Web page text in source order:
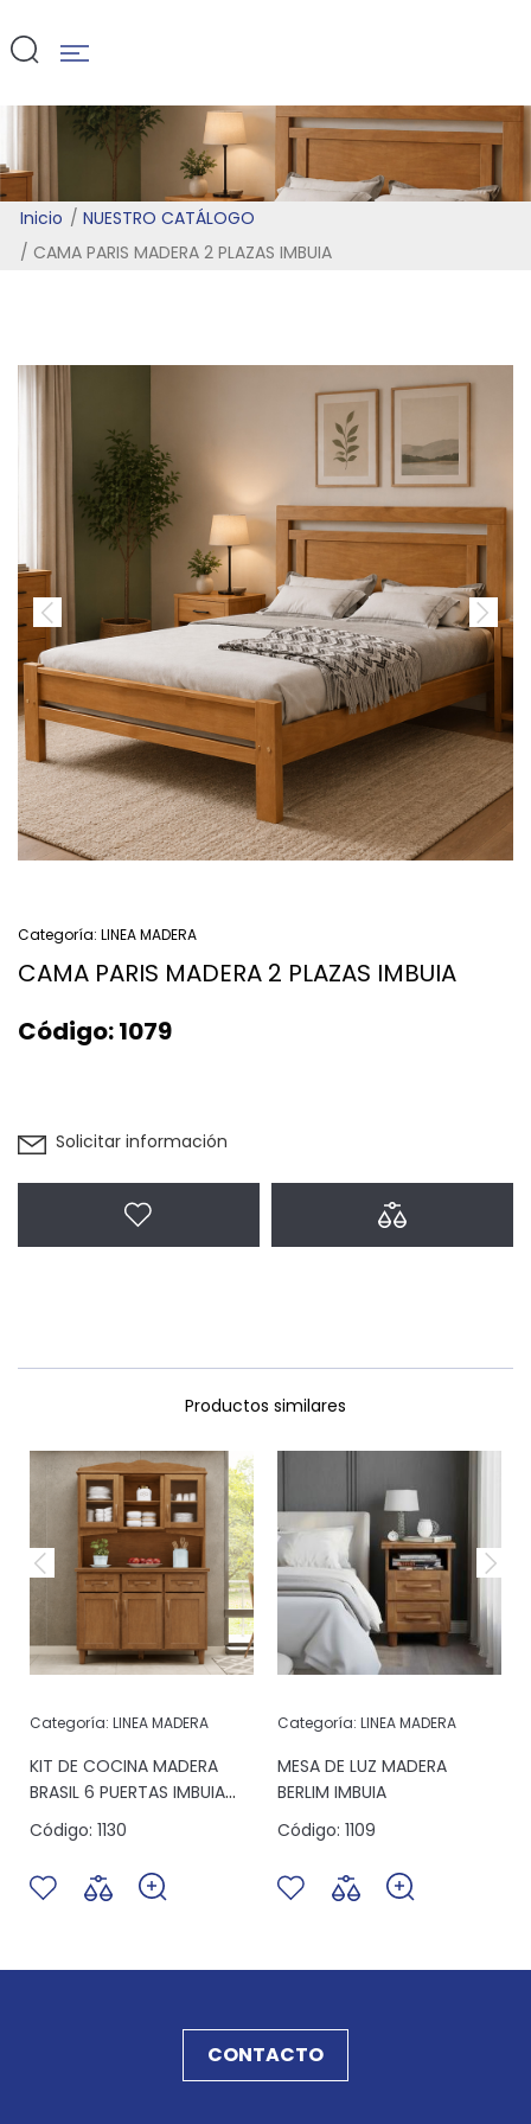
Inicio
NUESTRO CATÁLOGO
CAMA PARIS MADERA 2 PLAZAS IMBUIA
Categoría: LINEA MADERA
CAMA PARIS MADERA 2 PLAZAS IMBUIA
Código:1079
Solicitar información
Productos similares
Categoría: LINEA MADERA
KIT DE COCINA MADERA
BRASIL 6 PUERTAS IMBUIA
(2-B)
Código: 1130
Categoría: LINEA MADERA
MESA DE LUZ MADERA
BERLIM IMBUIA
Código: 1109
CONTACTO